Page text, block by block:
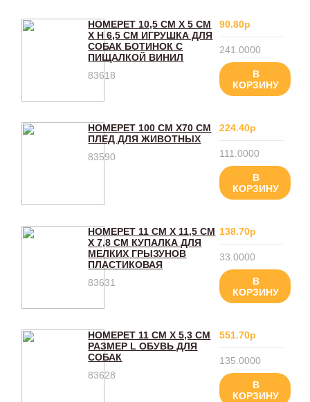
HOMEPET 10,5 СМ Х 5 СМ
Х H 6,5 СМ ИГРУШКА ДЛЯ
СОБАК БОТИНОК С
ПИЩАЛКОЙ ВИНИЛ
83618
90.80р
241.0000
В
КОРЗИНУ
HOMEPET 100 СМ Х70 СМ
ПЛЕД ДЛЯ ЖИВОТНЫХ
83590
224.40р
111.0000
В
КОРЗИНУ
HOMEPET 11 СМ Х 11,5 СМ
Х 7,8 СМ КУПАЛКА ДЛЯ
МЕЛКИХ ГРЫЗУНОВ
ПЛАСТИКОВАЯ
83631
138.70р
33.0000
В
КОРЗИНУ
HOMEPET 11 СМ Х 5,3 СМ
РАЗМЕР L ОБУВЬ ДЛЯ
СОБАК
83628
551.70р
135.0000
В
КОРЗИНУ